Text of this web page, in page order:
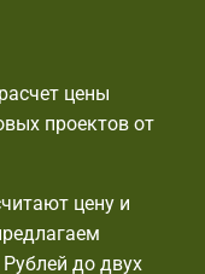
цены
проектов от
цену и
до двух